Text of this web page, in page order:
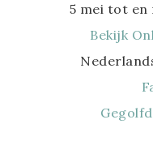
5 mei tot en
Bekijk